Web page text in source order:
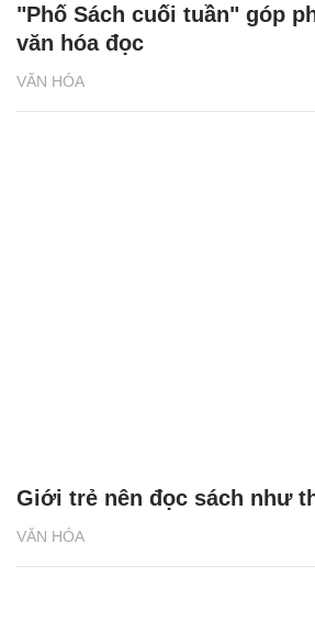
VĂN HÓA
"Phố Sách cuối tuần" góp
văn hóa đọc
VĂN HÓA
Giới trẻ nên đọc sách như